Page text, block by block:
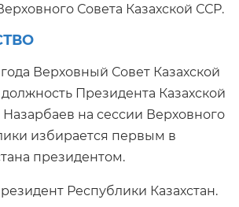
Совета Казахской ССР.
Верховный Совет Казахской
Президента Казахской
на сессии Верховного
избирается первым в
президентом.
Республики Казахстан.